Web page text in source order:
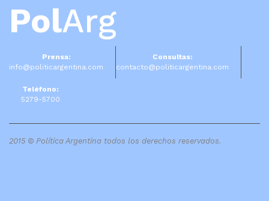
PolArg
Prensa:
info@politicargentina.com
Consultas:
contacto@politicargentina.com
Teléfono:
5279-5700
2015 © Política Argentina todos los derechos reservados.